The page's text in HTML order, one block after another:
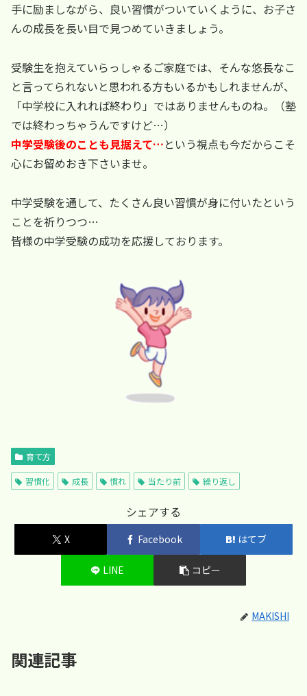
手に励ましながら、良い習慣がついていくように、お子さ
んの成長を長い目で見つめていきましょう。
受験生を抱えていらっしゃるご家庭では、そんな悠長なこ
と言ってられないと思われる方もいるかもしれませんが、
「中学校に入れれば終わり」ではありませんものね。（塾
では終わっちゃうんですけど…）
中学受験後のことも見据えて…という視点も今だからこそ
心にお留めおき下さいませ。
中学受験を通して、たくさん良い習慣が身に付いたという
ことを祈りつつ…
皆様の中学受験の成功を応援しております。
育て方
習慣化 成長 慣れ 当たり前 繰り返し
シェアする
X Facebook はてブ
LINE コピー
MAKISHI
関連記事